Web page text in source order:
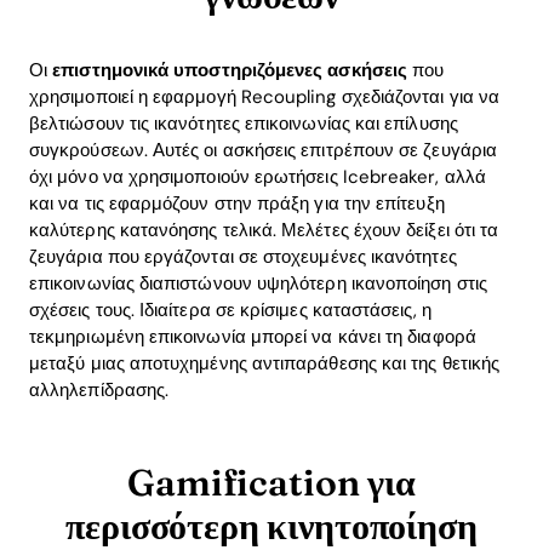
Home
Blog
Download
Οιεπιστημονικά υποστηριζόμενες ασκήσεις που
χρησιμοποιεί η εφαρμογή Recoupling σχεδιάζονται για να
βελτιώσουν τις ικανότητες επικοινωνίας και επίλυσης
συγκρούσεων. Αυτές οι ασκήσεις επιτρέπουν σε ζευγάρια
όχι μόνο να χρησιμοποιούν ερωτήσεις Icebreaker, αλλά
και να τις εφαρμόζουν στην πράξη για την επίτευξη
καλύτερης κατανόησης τελικά. Μελέτες έχουν δείξει ότι τα
ζευγάρια που εργάζονται σε στοχευμένες ικανότητες
επικοινωνίας διαπιστώνουν υψηλότερη ικανοποίηση στις
σχέσεις τους. Ιδιαίτερα σε κρίσιμες καταστάσεις, η
τεκμηριωμένη επικοινωνία μπορεί να κάνει τη διαφορά
μεταξύ μιας αποτυχημένης αντιπαράθεσης και της θετικής
αλληλεπίδρασης.
Gamification για
περισσότερη κινητοποίηση